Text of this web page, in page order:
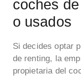
coches
o usados
Si decides optar
de renting, la
propietaria del